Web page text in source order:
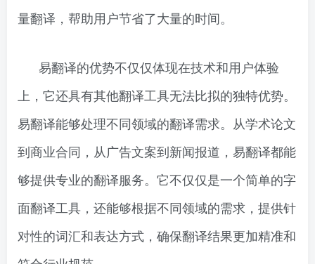
量翻译，帮助用户节省了大量的时间。
易翻译的优势不仅仅体现在技术和用户体验
上，它还具有其他翻译工具无法比拟的独特优势。
易翻译能够处理不同领域的翻译需求。从学术论文
到商业合同，从广告文案到新闻报道，易翻译都能
够提供专业的翻译服务。它不仅仅是一个简单的字
面翻译工具，还能够根据不同领域的需求，提供针
对性的词汇和表达方式，确保翻译结果更加精准和